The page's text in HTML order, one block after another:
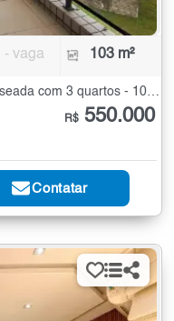
- vaga 103 m²
Apartamento à Venda no Parque Enseada com 3 quartos - 103 m²
R$ 550.000
Contatar